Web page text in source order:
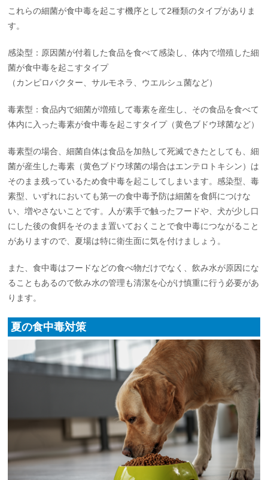
これらの細菌が食中毒を起こす機序として2種類のタイプがありま
す。
感染型：原因菌が付着した食品を食べて感染し、体内で増殖した細
菌が食中毒を起こすタイプ
（カンピロバクター、サルモネラ、ウエルシュ菌など）
毒素型：食品内で細菌が増殖して毒素を産生し、その食品を食べて
体内に入った毒素が食中毒を起こすタイプ（黄色ブドウ球菌など）
毒素型の場合、細菌自体は食品を加熱して死滅できたとしても、細
菌が産生した毒素（黄色ブドウ球菌の場合はエンテロトキシン）は
そのまま残っているため食中毒を起こしてしまいます。感染型、毒
素型、いずれにおいても第一の食中毒予防は細菌を食餌につけな
い、増やさないことです。人が素手で触ったフードや、犬が少し口
にした後の食餌をそのまま置いておくことで食中毒につながること
がありますので、夏場は特に衛生面に気を付けましょう。
また、食中毒はフードなどの食べ物だけでなく、飲み水が原因にな
ることもあるので飲み水の管理も清潔を心がけ慎重に行う必要があ
ります。
夏の食中毒対策